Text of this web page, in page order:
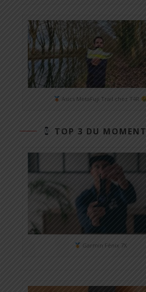
Asics MetaFuji Trail chez T4R
TOP 3 DU MOMENT
Garmin Fénix 7X